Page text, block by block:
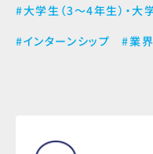
#大学生（3～4年生）・大
#インターンシップ
#業